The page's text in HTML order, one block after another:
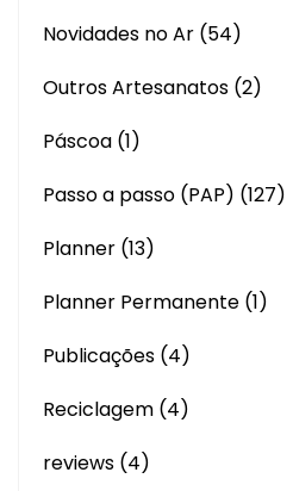
Novidades no Ar (54)
Outros Artesanatos (2)
Páscoa (1)
Passo a passo (PAP) (127)
Planner (13)
Planner Permanente (1)
Publicações (4)
Reciclagem (4)
reviews (4)